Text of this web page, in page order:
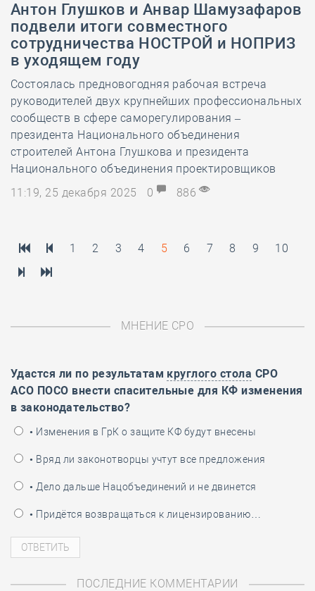
Антон Глушков и Анвар Шамузафаров
подвели итоги совместного
сотрудничества НОСТРОЙ и НОПРИЗ
в уходящем году
Состоялась предновогодняя рабочая встреча
руководителей двух крупнейших профессиональных
сообществ в сфере саморегулирования –
президента Национального объединения
строителей Антона Глушкова и президента
Национального объединения проектировщиков
11:19, 25 декабря 2025
0 886
1 2 3 4 5 6 7 8 9 10
МНЕНИЕ СРО
Удастся ли по результатам круглого стола СРО
АСО ПОСО внести спасительные для КФ изменения
в законодательство?
• Изменения в ГрК о защите КФ будут внесены
• Вряд ли законотворцы учтут все предложения
• Дело дальше Нацобъединений и не двинется
• Придётся возвращаться к лицензированию…
ПОСЛЕДНИЕ КОММЕНТАРИИ